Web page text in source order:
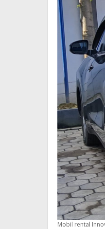
Mobil rental